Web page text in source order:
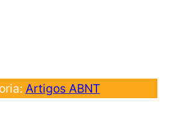
Artigos ABNT